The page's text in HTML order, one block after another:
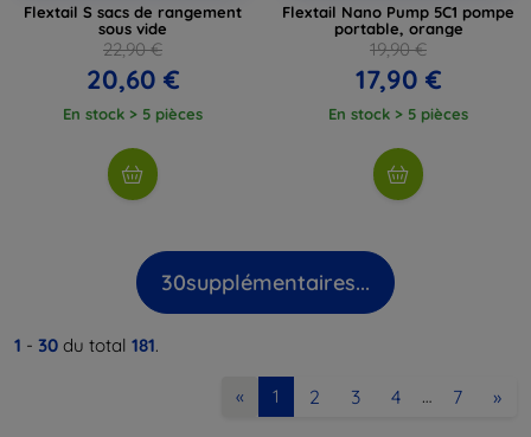
Flextail S sacs de rangement
sous vide
22,90 €
20,60 €
En stock > 5 pièces
Flextail Nano Pump 5C1 pompe
portable, orange
19,90 €
17,90 €
En stock > 5 pièces
30supplémentaires...
1 - 30 du total 181.
« 1 2 3 4 … 7 »